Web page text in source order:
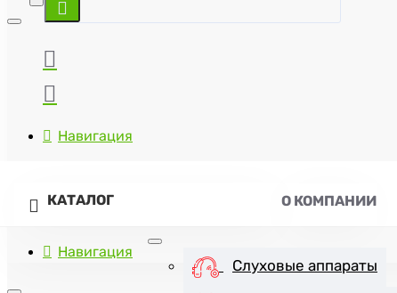
Навигация
КАТАЛОГ
Слуховые аппараты
О КОМПАНИИ
Навигация